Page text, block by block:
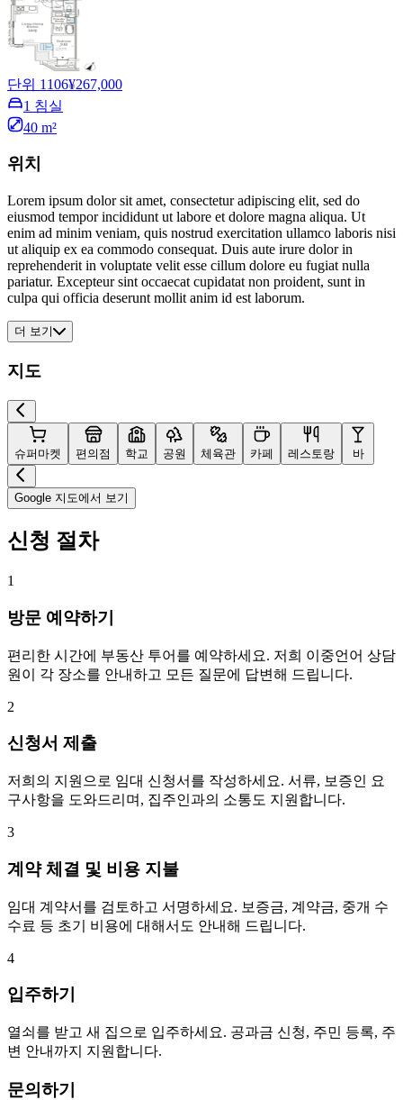
단위 1106¥267,000
1 침실
40 m²
위치
Lorem ipsum dolor sit amet, consectetur adipiscing elit, sed do
eiusmod tempor incididunt ut labore et dolore magna aliqua. Ut
enim ad minim veniam, quis nostrud exercitation ullamco laboris nisi
ut aliquip ex ea commodo consequat. Duis aute irure dolor in
reprehenderit in voluptate velit esse cillum dolore eu fugiat nulla
pariatur. Excepteur sint occaecat cupidatat non proident, sunt in
culpa qui officia deserunt mollit anim id est laborum.
더 보기
지도
슈퍼마켓 편의점 학교 공원 체육관 카페 레스토랑 바
Google 지도에서 보기
신청 절차
1
방문 예약하기
편리한 시간에 부동산 투어를 예약하세요. 저희 이중언어 상담
원이 각 장소를 안내하고 모든 질문에 답변해 드립니다.
2
신청서 제출
저희의 지원으로 임대 신청서를 작성하세요. 서류, 보증인 요
구사항을 도와드리며, 집주인과의 소통도 지원합니다.
3
계약 체결 및 비용 지불
임대 계약서를 검토하고 서명하세요. 보증금, 계약금, 중개 수
수료 등 초기 비용에 대해서도 안내해 드립니다.
4
입주하기
열쇠를 받고 새 집으로 입주하세요. 공과금 신청, 주민 등록, 주
변 안내까지 지원합니다.
문의하기